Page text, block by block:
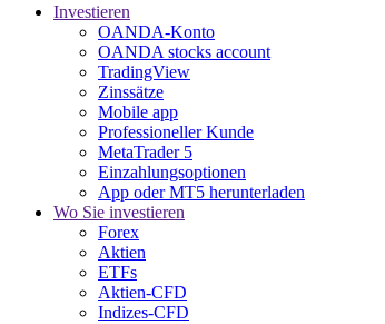
Investieren
OANDA-Konto
OANDA stocks account
TradingView
Zinssätze
Mobile app
Professioneller Kunde
MetaTrader 5
Einzahlungsoptionen
App oder MT5 herunterladen
Wo Sie investieren
Forex
Aktien
ETFs
Aktien-CFD
Indizes-CFD